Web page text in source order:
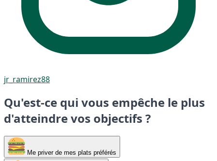
jr_ramirez88
Qu'est-ce qui vous empêche le plus
d'atteindre vos objectifs ?
Me priver de mes plats préférés